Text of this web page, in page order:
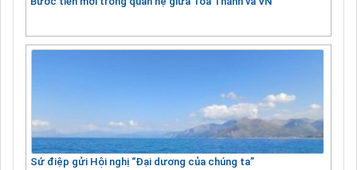
Sứ điệp gửi Hội nghị “Đại dương của chúng ta”